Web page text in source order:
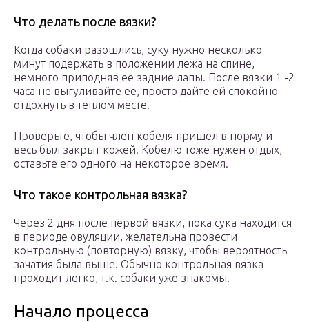
Что делать после вязки?
Когда собаки разошлись, суку нужно несколько
минут подержать в положении лежа на спине,
немного приподняв ее задние лапы. После вязки 1 -2
часа не выгуливайте ее, просто дайте ей спокойно
отдохнуть в теплом месте.
Проверьте, чтобы член кобеля пришел в норму и
весь был закрыт кожей. Кобелю тоже нужен отдых,
оставьте его одного на некоторое время.
Что такое контрольная вязка?
Через 2 дня после первой вязки, пока сука находится
в периоде овуляции, желательна провести
контрольную (повторную) вязку, чтобы вероятность
зачатия была выше. Обычно контрольная вязка
проходит легко, т.к. собаки уже знакомы.
Начало процесса